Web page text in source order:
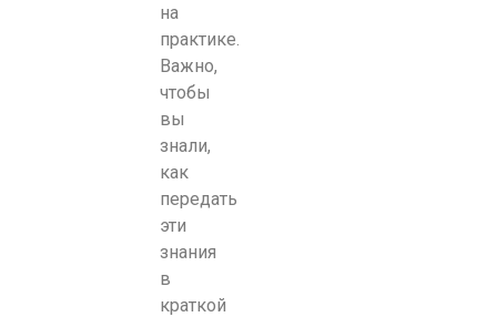
на
практике.
Важно,
чтобы
вы
знали,
как
передать
эти
знания
в
краткой